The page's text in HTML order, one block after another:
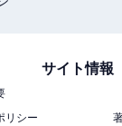
美味しい。
サイト情報
リシー